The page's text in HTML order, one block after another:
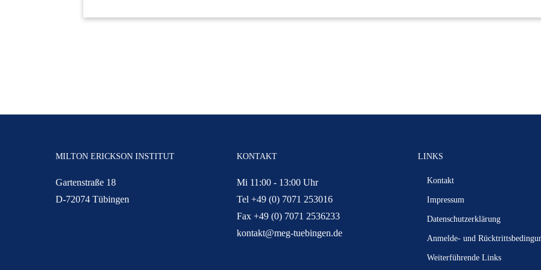
MILTON ERICKSON INSTITUT
Gartenstraße 18
D-72074 Tübingen
KONTAKT
Mi 11:00 - 13:00 Uhr
Tel +49 (0) 7071 253016
Fax +49 (0) 7071 2536233
kontakt@meg-tuebingen.de
LINKS
Kontakt
Impressum
Datenschutzerklärung
Anmelde- und
Weiterführende Links